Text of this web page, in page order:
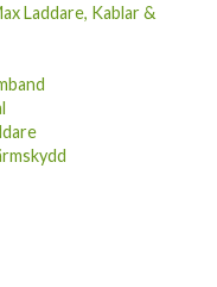
Laddare, Kablar &